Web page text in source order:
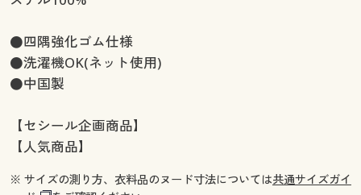
●四隅強化ゴム仕様
●洗濯機OK(ネット使用)
●中国製
【セシール企画商品】
【人気商品】
※ サイズの測り方、衣料品のヌード寸法については共通サイズガイ